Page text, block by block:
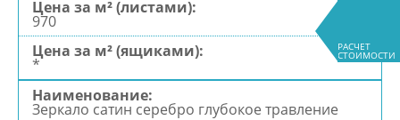
РАСЧЕТ
СТОИМОСТИ
970
*
Зеркало сатин серебро глубокое травление